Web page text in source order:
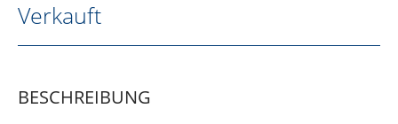
Verkauft
BESCHREIBUNG